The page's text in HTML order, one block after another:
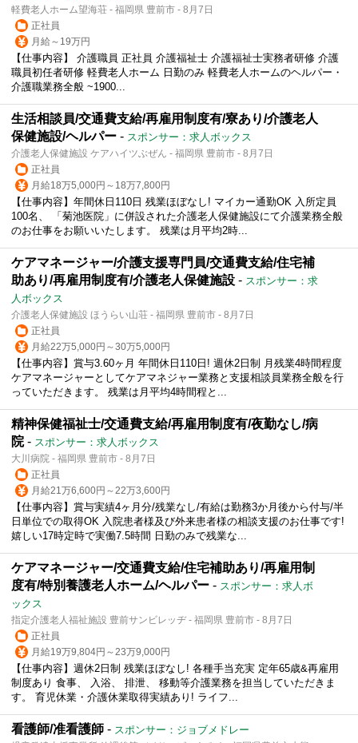
軽費老人ホーム望海荘 - 福岡県 豊前市 - 8月7日
正社員
月給～19万円
【仕事内容】 介護職員 正社員 介護福祉士 介護福祉士実務者研修 介護
職員初任者研修 軽費老人ホーム 日勤のみ 軽費老人ホームのヘルパー・
介護職業務全般 ~1900...
生活相談員/交通費支給/再雇用制度有/寮あり/介護老人
保健施設/ヘルパー - スポンサー：求人ボックス
介護老人保健施設 ケアハイツぶぜん - 福岡県 豊前市 - 8月7日
正社員
月給18万5,000円～18万7,800円
【仕事内容】年間休日110日 残業ほぼなし! マイカー通勤OK 入所定員
100名、 「菊池医院」に併設された介護老人保健施設にて介護業務全般
のお仕事をお願いいたします。 残業は月平均2時...
ケアマネージャー/介護支援専門員/交通費支給/住宅補
助あり/再雇用制度有/介護老人保健施設 - スポンサー：求
人ボックス
介護老人保健施設 ほうらい山荘 - 福岡県 豊前市 - 8月7日
正社員
月給22万5,000円～30万5,000円
【仕事内容】賞与3.60ヶ月 年間休日110日! 週休2日制 月残業4時間程度
ケアマネージャーとしてケアマネジャー業務と支援相談員業務全般を行
っていただきます。 残業は月平均4時間程と...
精神保健福祉士/交通費支給/再雇用制度有/夜勤なし/病
院- スポンサー：求人ボックス
大川病院 - 福岡県 豊前市 - 8月7日
正社員
月給21万6,600円～22万3,600円
【仕事内容】賞与実績4ヶ月分/残業なし/有給は勤務3か月後から付与/半
日単位での取得OK 入院患者様及び外来患者様の相談支援のお仕事です!
嬉しい17時定時で実働7.5時間 日勤のみで残業な...
ケアマネージャー/交通費支給/住宅補助あり/再雇用制
度有/特別養護老人ホーム/ヘルパー - スポンサー：求人ボ
ックス
指定介護老人福祉施設 豊前サンビレッヂ - 福岡県 豊前市 - 8月7日
正社員
月給19万9,804円～23万9,000円
【仕事内容】週休2日制 残業ほぼなし! 各種手当充実 定年65歳&再雇用
制度あり 食事、 入浴、 排泄、 移動等介護業務を担当していただきま
す。 育児休業・介護休業取得実績あり! ライフ...
看護師/准看護師 - スポンサー：ジョブメドレー